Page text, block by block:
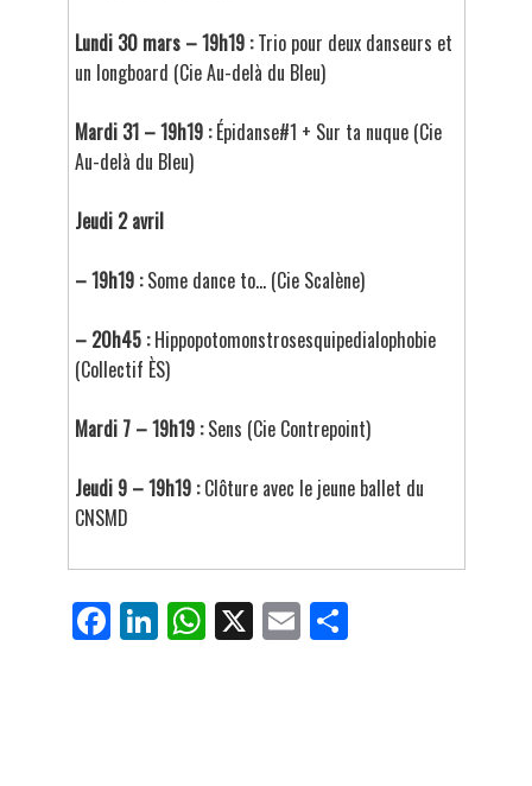
Lundi 30 mars – 19h19 :Trio pour deux danseurs et
un longboard (Cie Au-delà du Bleu)
Mardi 31 – 19h19 :Épidanse#1 + Sur ta nuque (Cie
Au-delà du Bleu)
Jeudi 2 avril
– 19h19 :Some dance to… (Cie Scalène)
– 20h45 :Hippopotomonstrosesquipedialophobie
(Collectif ÈS)
Mardi 7 – 19h19 :Sens (Cie Contrepoint)
Jeudi 9 – 19h19 :Clôture avec le jeune ballet du
CNSMD
Fa
ce
Li
nk
W
ha
X E
m
Pa
rt